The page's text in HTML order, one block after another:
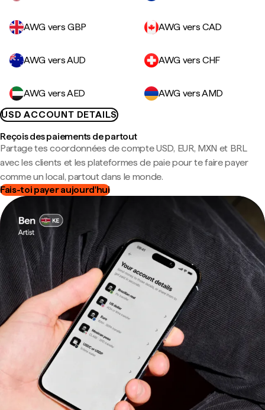
AWG vers GBP AWG vers CAD
AWG vers AUD AWG vers CHF
AWG vers AED
AWG vers AMD
USD ACCOUNT DETAILS
Reçois des paiements de partout
Partage tes coordonnées de compte USD, EUR, MXN et BRL
avec les clients et les plateformes de paie pour te faire payer
comme un local, partout dans le monde.
Fais-toi payer aujourd'hui